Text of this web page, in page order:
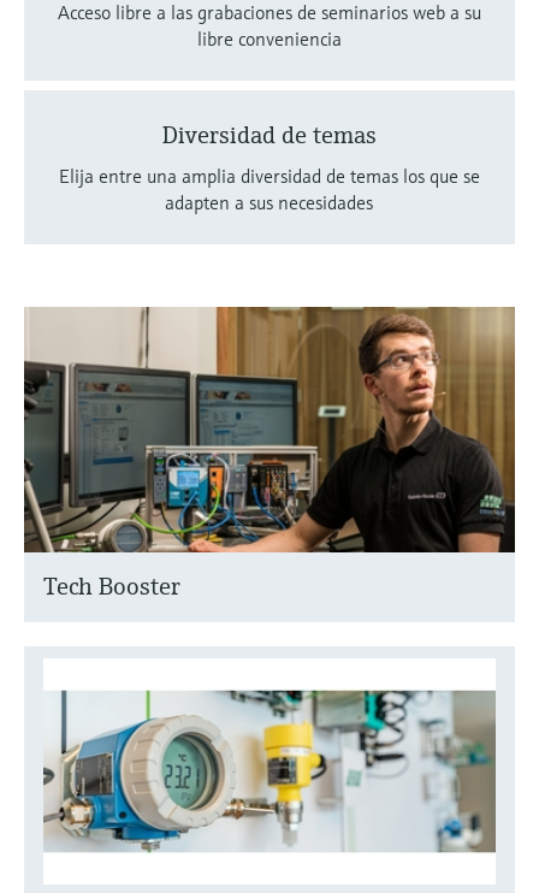
Acceso libre a las grabaciones de seminarios web a su
libre conveniencia
Diversidad de temas
Elija entre una amplia diversidad de temas los que se
adapten a sus necesidades
Tech Booster